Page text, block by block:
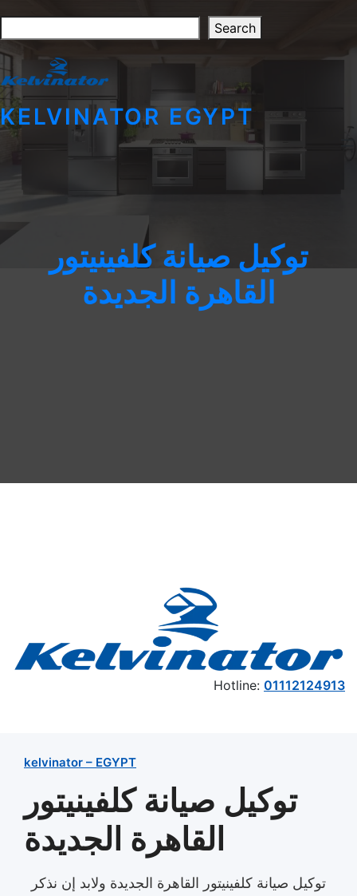
Search
KELVINATOR EGYPT
توكيل صيانة كلفينيتور
القاهرة الجديدة
Hotline: 01112124913
kelvinator – EGYPT
توكيل صيانة كلفينيتور
القاهرة الجديدة
توكيل صيانة كلفينيتور القاهرة الجديدة​ ولابد إن نذكر